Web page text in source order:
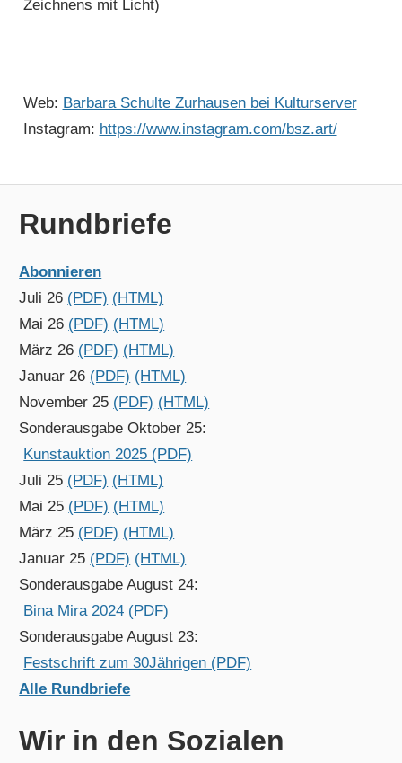
Zeichnens mit Licht)
Web: Barbara Schulte Zurhausen bei Kulturserver
Instagram: https://www.instagram.com/bsz.art/
Rundbriefe
Abonnieren
Juli 26 (PDF) (HTML)
Mai 26 (PDF) (HTML)
März 26 (PDF) (HTML)
Januar 26 (PDF) (HTML)
November 25 (PDF) (HTML)
Sonderausgabe Oktober 25:
Kunstauktion 2025 (PDF)
Juli 25 (PDF) (HTML)
Mai 25 (PDF) (HTML)
März 25 (PDF) (HTML)
Januar 25 (PDF) (HTML)
Sonderausgabe August 24:
Bina Mira 2024 (PDF)
Sonderausgabe August 23:
Festschrift zum 30Jährigen (PDF)
Alle Rundbriefe
Wir in den Sozialen